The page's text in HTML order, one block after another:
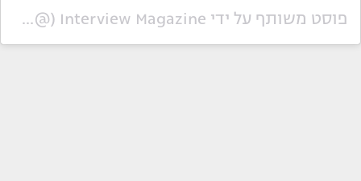
פוסט משותף על ידי ‏‎Interview Magazine‎‏ (@‏‎interviewmag‎‏)